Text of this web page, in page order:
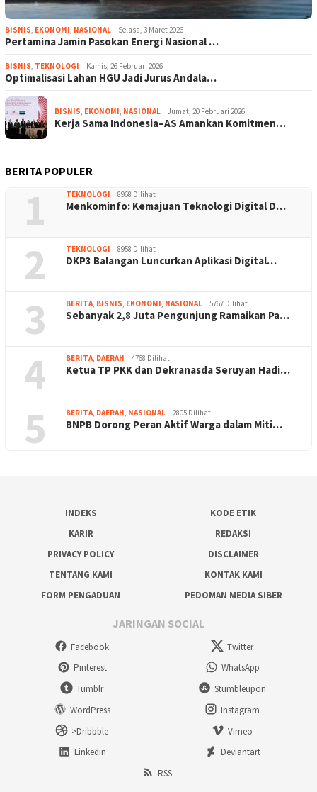
BISNIS, EKONOMI, NASIONAL Selasa, 3 Maret 2026
Pertamina Jamin Pasokan Energi Nasional …
BISNIS, TEKNOLOGI Kamis, 26 Februari 2026
Optimalisasi Lahan HGU Jadi Jurus Andala…
BISNIS, EKONOMI, NASIONAL Jumat, 20 Februari 2026
Kerja Sama Indonesia–AS Amankan Komitmen…
BERITA POPULER
1 TEKNOLOGI 8968 Dilihat
Menkominfo: Kemajuan Teknologi Digital D…
2 TEKNOLOGI 8958 Dilihat
DKP3 Balangan Luncurkan Aplikasi Digital…
3 BERITA, BISNIS, EKONOMI, NASIONAL 5767 Dilihat
Sebanyak 2,8 Juta Pengunjung Ramaikan Pa…
4 BERITA, DAERAH 4768 Dilihat
Ketua TP PKK dan Dekranasda Seruyan Hadi…
5 BERITA, DAERAH, NASIONAL 2805 Dilihat
BNPB Dorong Peran Aktif Warga dalam Miti…
INDEKS
KODE ETIK
KARIR
REDAKSI
PRIVACY POLICY
DISCLAIMER
TENTANG KAMI
KONTAK KAMI
FORM PENGADUAN
PEDOMAN MEDIA SIBER
JARINGAN SOCIAL
Facebook
Twitter
Pinterest
WhatsApp
Tumblr
Stumbleupon
WordPress
Instagram
>Dribbble
Vimeo
Linkedin
Deviantart
RSS